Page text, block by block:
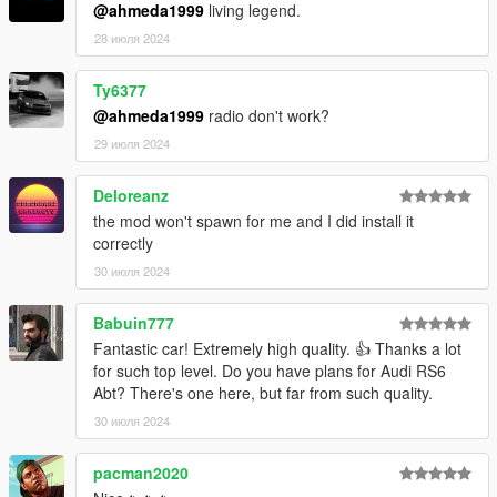
Extras
- Extra 1 (Front license plate)
@ahmeda1999 living legend.
28 июля 2024
Ty6377
@ahmeda1999 radio don't work?
29 июля 2024
Deloreanz
the mod won't spawn for me and I did install it
correctly
30 июля 2024
Babuin777
Fantastic car! Extremely high quality. 👍 Thanks a lot
for such top level. Do you have plans for Audi RS6
Abt? There's one here, but far from such quality.
30 июля 2024
pacman2020